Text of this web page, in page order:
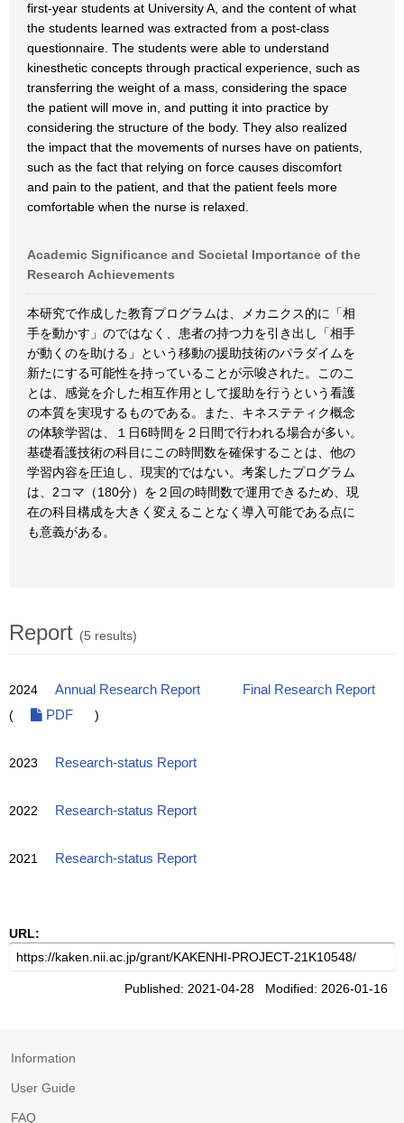
first-year students at University A, and the content of what
the students learned was extracted from a post-class
questionnaire. The students were able to understand
kinesthetic concepts through practical experience, such as
transferring the weight of a mass, considering the space
the patient will move in, and putting it into practice by
considering the structure of the body. They also realized
the impact that the movements of nurses have on patients,
such as the fact that relying on force causes discomfort
and pain to the patient, and that the patient feels more
comfortable when the nurse is relaxed.
Academic Significance and Societal Importance of the
Research Achievements
本研究で作成した教育プログラムは、メカニクス的に「相
手を動かす」のではなく、患者の持つ力を引き出し「相手
が動くのを助ける」という移動の援助技術のパラダイムを
新たにする可能性を持っていることが示唆された。このこ
とは、感覚を介した相互作用として援助を行うという看護
の本質を実現するものである。また、キネステティク概念
の体験学習は、１日6時間を２日間で行われる場合が多い。
基礎看護技術の科目にこの時間数を確保することは、他の
学習内容を圧迫し、現実的ではない。考案したプログラム
は、2コマ（180分）を２回の時間数で運用できるため、現
在の科目構成を大きく変えることなく導入可能である点に
も意義がある。
Report (5 results)
2024 Annual Research Report
Final Research Report
(
PDF )
2023 Research-status Report
2022 Research-status Report
2021 Research-status Report
URL:
Published: 2021-04-28 Modified: 2026-01-16
Information
User Guide
FAQ